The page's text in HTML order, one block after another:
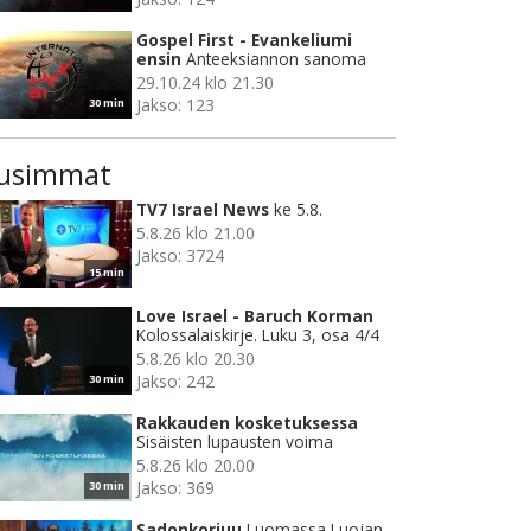
30 min
Gospel First - Evankeliumi
ensin Anteeksiannon sanoma
29.10.24 klo 21.30
Jakso: 123
15 min
TV7 Israel News ke 5.8.
5.8.26 klo 21.00
Jakso: 3724
30 min
Love Israel - Baruch Korman
Kolossalaiskirje. Luku 3, osa 4/4
5.8.26 klo 20.30
Jakso: 242
30 min
Rakkauden kosketuksessa
Sisäisten lupausten voima
5.8.26 klo 20.00
Jakso: 369